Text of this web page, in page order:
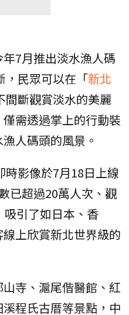
7月推出淡水漁人碼
，民眾可以在「新北
間斷觀賞淡水的美麗
需透過掌上的行動裝
人碼頭的風景。
時影像於7月18日上線
已超過20萬人次、觀
引了如日本、香
上欣賞新北世界級的
寺、滬尾偕醫館、紅
程氏古厝等景點，中